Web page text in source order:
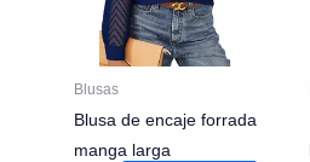
Blusas
Blusa de encaje forrada
manga larga